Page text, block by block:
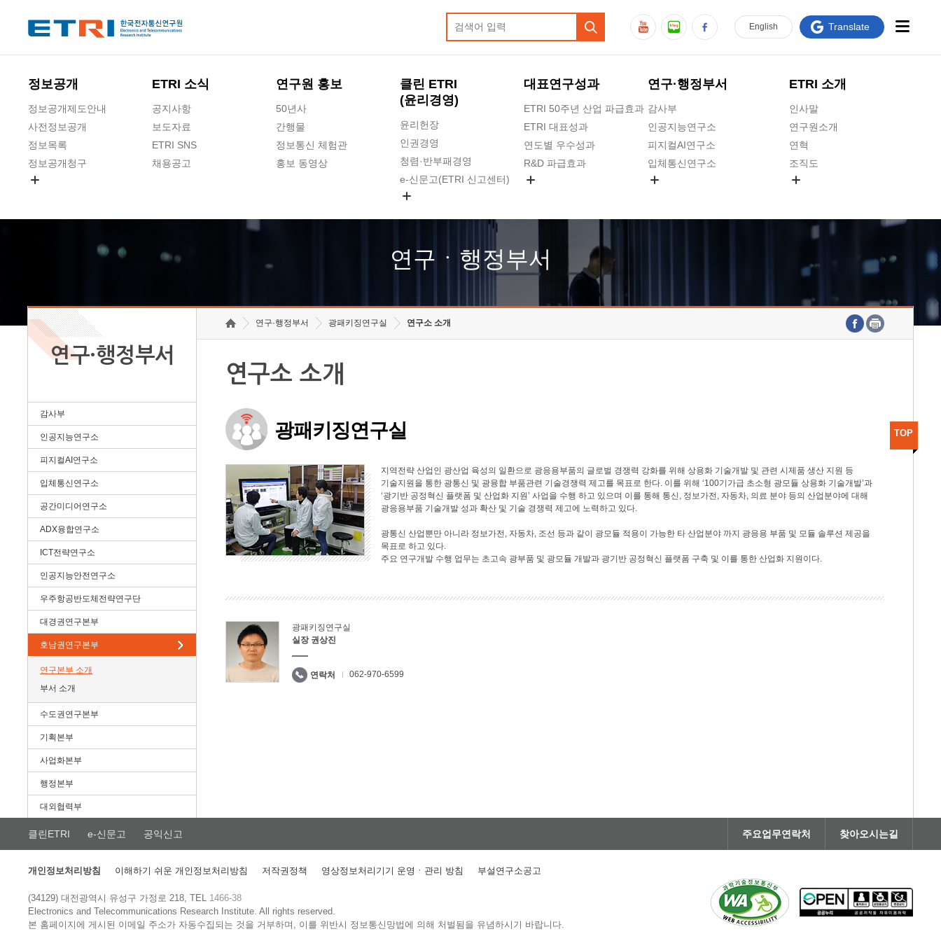
정보공개
정보공개제도안내
사전정보공개
정보목록
정보공개청구
ETRI 소식
공지사항
보도자료
ETRI SNS
채용공고
연구원 홍보
50년사
간행물
정보통신 체험관
홍보 동영상
클린 ETRI
(윤리경영)
윤리헌장
인권경영
청렴·반부패경영
e-신문고(ETRI 신고센터)
고객의소리
수의계약 현황
대표연구성과
ETRI 50주년 산업 파급효과
ETRI 대표성과
연도별 우수성과
R&D 파급효과
연구·행정부서
감사부
인공지능연구소
피지컬AI연구소
입체통신연구소
호남권연구본부
기획본부
ETRI 소개
인사말
연구원소개
연혁
조직도
연구원 고객헌장
주요업무연락처
English Translate
연구ㆍ행정부서
연구·행정부서
감사부
인공지능연구소
피지컬AI연구소
입체통신연구소
공간미디어연구소
ADX융합연구소
ICT전략연구소
인공지능안전연구소
우주항공반도체전략연구단
대경권연구본부
호남권연구본부
연구본부 소개
부서 소개
수도권연구본부
기획본부
사업화본부
행정본부
대외협력부
연구·행정부서 광패키징연구실 연구소 소개
연구소 소개
광패키징연구실
지역전략 산업인 광산업 육성의 일환으로 광응용부품의 글로벌 경쟁력 강화를 위해 상용화 기술개발 및 관련 시제품 생산 지원 등
기술지원을 통한 광통신 및 광융합 부품관련 기술경쟁력 제고를 목표로 한다. 이를 위해 ‘100기가급 초소형 광모듈 상용화 기술개발’과
‘광기반 공정혁신 플랫폼 및 산업화 지원’ 사업을 수행 하고 있으며 이를 통해 통신, 정보가전, 자동차, 의료 분야 등의 산업분야에 대해
광응용부품 기술개발 성과 확산 및 기술 경쟁력 제고에 노력하고 있다.
광통신 산업뿐만 아니라 정보가전, 자동차, 조선 등과 같이 광모듈 적용이 가능한 타 산업분야 까지 광응용 부품 및 모듈 솔루션 제공을
목표로 하고 있다.
주요 연구개발 수행 업무는 초고속 광부품 및 광모듈 개발과 광기반 공정혁신 플랫폼 구축 및 이를 통한 산업화 지원이다.
광패키징연구실
실장 권상진
연락처 062-970-6599
TOP
클린ETRI e-신문고 공익신고 주요업무연락처 찾아오시는길
개인정보처리방침 이해하기 쉬운 개인정보처리방침 저작권정책 영상정보처리기기 운영ㆍ관리 방침 부설연구소공고
(34129) 대전광역시 유성구 가정로 218, TEL 1466-38
Electronics and Telecommunications Research Institute.All rights reserved.
본 홈페이지에 게시된 이메일 주소가 자동수집되는 것을 거부하며, 이를 위반시 정보통신망법에 의해 처벌됨을 유념하시기 바랍니다.